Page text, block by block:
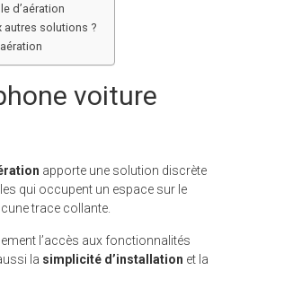
d’aération
autres solutions ?
voiture
apporte une solution discrète
qui occupent un espace sur le
trace collante.
l’accès aux fonctionnalités
la simplicité d’installation et la